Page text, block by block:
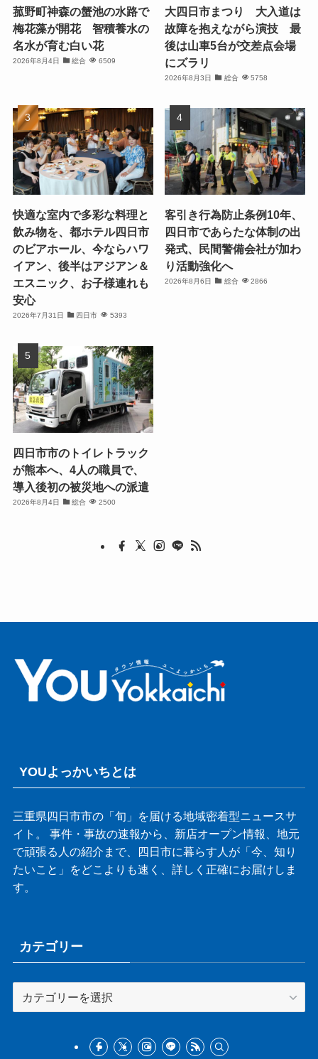
菰野町神森の蟹池の水路で
梅花藻が開花 智積養水の
名水が育む白い花
2026年8月4日 総合 6509
大四日市まつり 大入道は
故障を抱えながら演技 最
後は山車5台が交差点会場
にズラリ
2026年8月3日 総合 5758
快適な室内で多彩な料理と
飲み物を、都ホテル四日市
のビアホール、今ならハワ
イアン、後半はアジアン＆
エスニック、お子様連れも
安心
2026年7月31日 四日市 5393
客引き行為防止条例10年、
四日市であらたな体制の出
発式、民間警備会社が加わ
り活動強化へ
2026年8月6日 総合 2866
四日市市のトイレトラック
が熊本へ、4人の職員で、
導入後初の被災地への派遣
2026年8月4日 総合 2500
YOUよっかいちとは
三重県四日市市の「旬」を届ける地域密着型ニュースサ
イト。 事件・事故の速報から、新店オープン情報、地元
で頑張る人の紹介まで、四日市に暮らす人が「今、知り
たいこと」をどこよりも速く、詳しく正確にお届けしま
す。
カテゴリー
テ